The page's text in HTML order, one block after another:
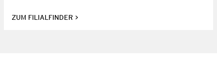
ZUM FILIALFINDER